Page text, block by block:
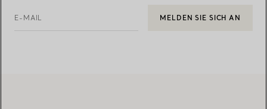
E-MAIL MELDEN SIE SICH AN